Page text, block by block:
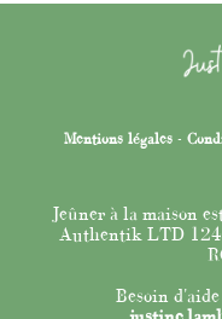
Mentions légales-
Jeûner à la maison
Authentik LTD 124
Besoin